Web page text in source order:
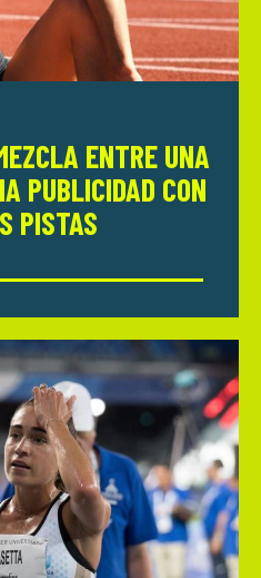
ENTRE UNA
PUBLICIDAD CON
PISTAS